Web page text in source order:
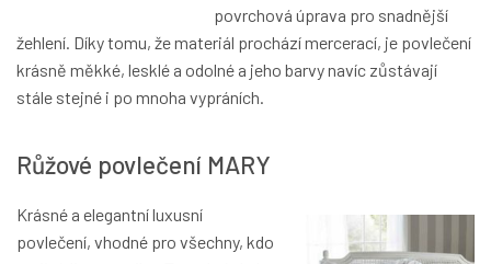
povrchová úprava pro snadnější
žehlení. Díky tomu, že materiál prochází mercerací, je povlečení
krásně měkké, lesklé a odolné a jeho barvy navíc zůstávají
stále stejné i po mnoha vypráních.
Růžové povlečení MARY
Krásné a elegantní luxusní
povlečení, vhodné pro všechny, kdo